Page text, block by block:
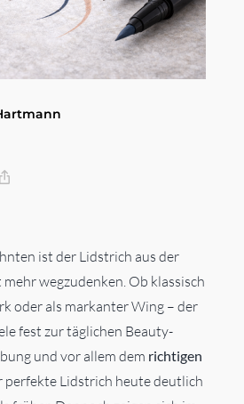
Gesundheit & Körperpflege
ist der Lidstrich aus der
wegzudenken. Ob klassisch
oder als markanter Wing – der
fest zur täglichen Beauty-
und vor allem dem richtigen
perfekte Lidstrich heute deutlich